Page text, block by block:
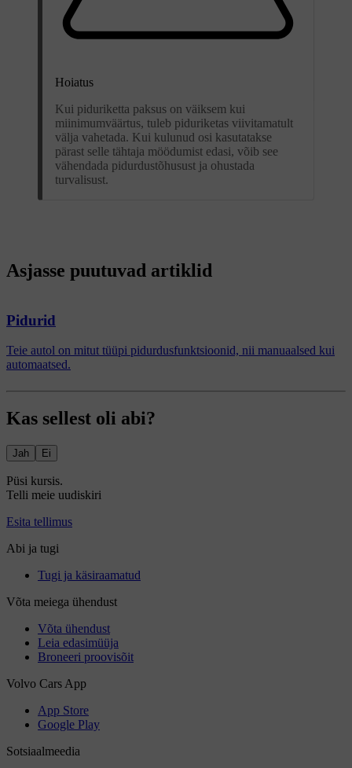
Hoiatus
Kui piduriketta paksus on väiksem kui
miinimumväärtus, tuleb piduriketas viivitamatult
välja vahetada. Kui kulunud osi kasutatakse
pärast selle tähtaja möödumist edasi, võib see
vähendada pidurdustõhusust ja ohustada
turvalisust.
Asjasse puutuvad artiklid
Pidurid
Teie autol on mitut tüüpi pidurdusfunktsioonid, nii manuaalsed kui
automaatsed.
Kas sellest oli abi?
Jah Ei